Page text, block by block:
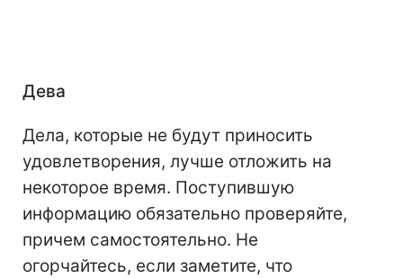
Дева
Дела, которые не будут приносить
удовлетворения, лучше отложить на
некоторое время. Поступившую
информацию обязательно проверяйте,
причем самостоятельно. Не
огорчайтесь, если заметите, что